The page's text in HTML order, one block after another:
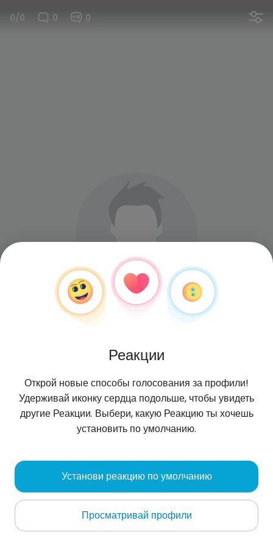
0/0 0 0
Dawid , 24
Strzelce Opolskie
Oбо мне
Реакции
Открой новые способы голосования за профили!
Удерживай иконку сердца подольше, чтобы увидеть
другие Реакции. Выбери, какую Реакцию ты хочешь
установить по умолчанию.
Установи реакцию по умолчанию
Просматривай профили